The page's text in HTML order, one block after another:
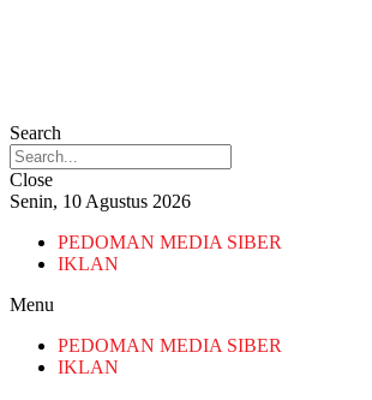
Search
Close
Senin, 10 Agustus 2026
PEDOMAN MEDIA SIBER
IKLAN
Menu
PEDOMAN MEDIA SIBER
IKLAN